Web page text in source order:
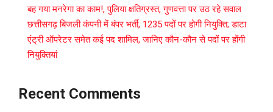
बह गया मनरेगा का काम!, पुलिया क्षतिग्रस्त, गुणवत्ता पर उठ रहे सवाल
छत्तीसगढ़ बिजली कंपनी में बंपर भर्ती, 1235 पदों पर होगी नियुक्ति; डाटा
एंट्री ऑपरेटर समेत कई पद शामिल, जानिए कौन-कौन से पदों पर होंगी
नियुक्तियां
Recent Comments